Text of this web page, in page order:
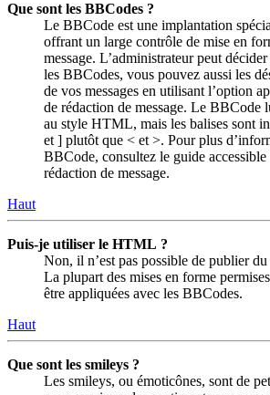
Que sont les BBCodes ?
Le BBCode est une implantation
offrant un large contrôle de mise en
message. L’administrateur peut
les BBCodes, vous pouvez aussi les
de vos messages en utilisant l’option
de rédaction de message. Le BBCode
au style HTML, mais les balises sont
et ] plutôt que < et >. Pour plus
BBCode, consultez le guide accessible
rédaction de message.
Haut
Puis-je utiliser le HTML ?
Non, il n’est pas possible de publier
La plupart des mises en forme
être appliquées avec les BBCodes.
Haut
Que sont les smileys ?
Les smileys, ou émoticônes, sont de